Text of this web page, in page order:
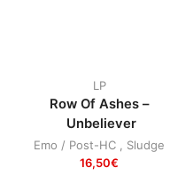
LP
Row Of Ashes –
Unbeliever
Emo / Post-HC
Sludge
16,50€